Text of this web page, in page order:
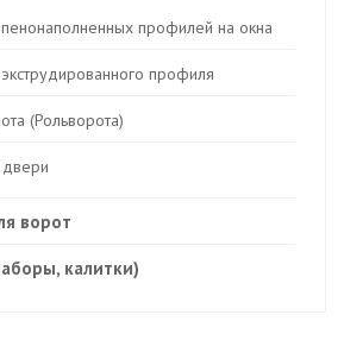
пенонаполненных профилей на окна
экструдированного профиля
(Рольворота)
двери
ворот
калитки)